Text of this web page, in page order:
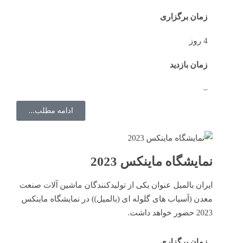
زمان برگزاری
4 روز
زمان بازدید
–
ادامه مطلب...
نمایشگاه ماینکس 2023
ایران بالمیل عنوان یکی از تولیدکنندگان ماشین آلات صنعت
معدن (آسیاب های گلوله ای (بالمیل)) در نمایشگاه ماینکس
2023 حضور خواهد داشت.